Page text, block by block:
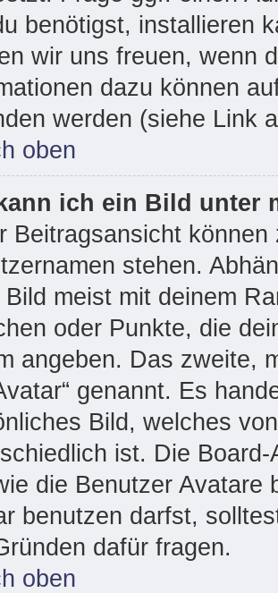
benötigst, installieren
wir uns freuen, wenn
dazu können
werden (siehe Link
oben
ich ein Bild unter
Beitragsansicht
stehen.
Bild meist mit deinem
oder Punkte, die
angeben. Das zweite,
genannt. Es
Bild, welches
ist. Die
die Benutzer Avatare
benutzen darfst,
dafür fragen.
oben